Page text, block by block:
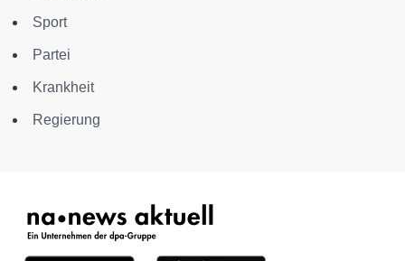
Sport
Partei
Krankheit
Regierung